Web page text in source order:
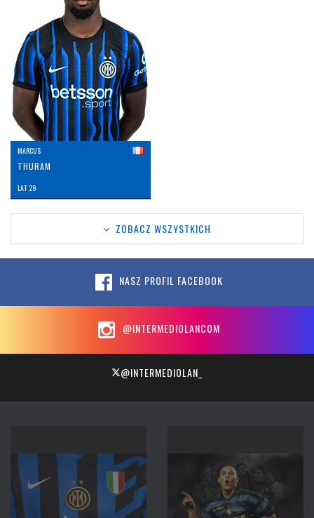
MARCUS
THURAM
LAT: 29
ZOBACZ WSZYSTKICH
NASZ PROFIL FACEBOOK
@INTERMEDIOLANCOM
@INTERMEDIOLAN_